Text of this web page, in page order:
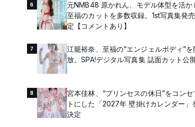
6
元NMB48 原かれん、モデル体型を活か
至福のカットを多数収録。1st写真集発
定【コメントあり】
7
江籠裕奈、至福の“エンジェルボディ”を
放。SPA!デジタル写真集 誌面カット公
8
宮本佳林、“プリンセスの休日”をコンセ
トにした「2027年 壁掛けカレンダー」
決定